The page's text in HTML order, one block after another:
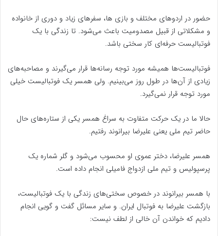
حضور در اردوهای مختلف و بازی ها، سفرهای زیاد و دوری از خانواده
و مشکلاتی از قبیل مصدومیت باعث می‌شود. تا زندگی با یک
فوتبالیست حرفه‌ای کار سختی باشد.
فوتبالیست‌ها همیشه مورد توجه رسانه‌ها قرار می‌گیرند و مصاحبه‌های
زیادی از آن‌ها در طول روز می‌بینیم. ولی همسر یک فوتبالیست خیلی
مورد توجه قرار نمی‌گیرد.
حالا ما در یک حرکت متفاوت به سراغ همسر یکی از ستاره‌های حال
حاضر تیم ملی یعنی علیرضا بیرانوند رفتیم.
همسر علیرضا، دختر عموی او محسوب می‌شود و گلر شماره یک
پرسپولیس و تیم ملی ازدواج فامیلی انجام داده است.
با همسر بیرانوند در خصوص سختی‌های زندگی با یک فوتبالیست،
بازگشت علیرضا به فوتبال ایران. و سایر مسائل گفت و گویی انجام
دادیم که خواندن آن خالی از لطف نیست: